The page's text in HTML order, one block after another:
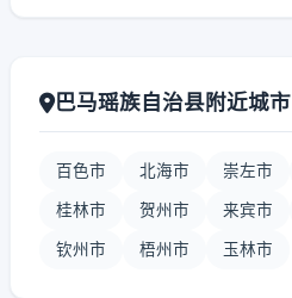
巴马瑶族自治县附近城市
百色市 北海市 崇左市
桂林市 贺州市 来宾市
钦州市 梧州市 玉林市